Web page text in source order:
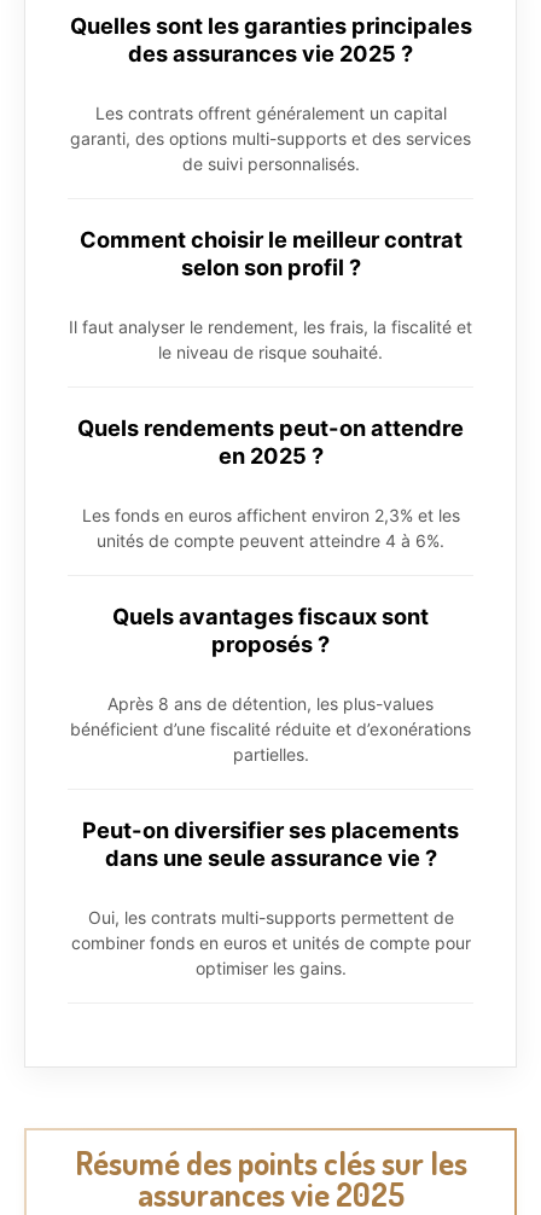
Quelles sont les garanties principales
des assurances vie 2025 ?
Les contrats offrent généralement un capital
garanti, des options multi-supports et des services
de suivi personnalisés.
Comment choisir le meilleur contrat
selon son profil ?
Il faut analyser le rendement, les frais, la fiscalité et
le niveau de risque souhaité.
Quels rendements peut-on attendre
en 2025 ?
Les fonds en euros affichent environ 2,3% et les
unités de compte peuvent atteindre 4 à 6%.
Quels avantages fiscaux sont
proposés ?
Après 8 ans de détention, les plus-values
bénéficient d’une fiscalité réduite et d’exonérations
partielles.
Peut-on diversifier ses placements
dans une seule assurance vie ?
Oui, les contrats multi-supports permettent de
combiner fonds en euros et unités de compte pour
optimiser les gains.
Résumé des points clés sur les
assurances vie 2025